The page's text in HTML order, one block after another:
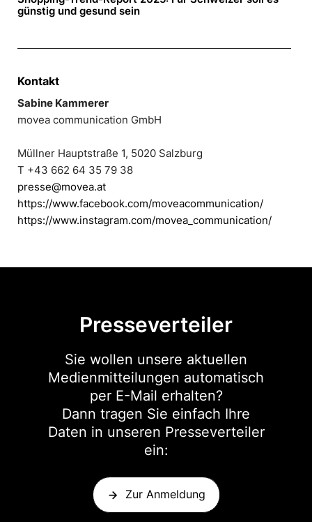
günstig und gesund sein
Kontakt
Sabine Kammerer
movea communication GmbH
Müllner Hauptstraße 1, 5020 Salzburg
T +43 662 64 35 79 38
presse@movea.at
https://www.facebook.com/moveacommunication/
https://www.instagram.com/movea_communication/
Presseverteiler
Sie wollen unsere aktuellen
Medienmitteilungen automatisch
per E-Mail erhalten?
Dann tragen Sie einfach Ihre
Daten in unseren Presseverteiler
ein:
Zur Anmeldung